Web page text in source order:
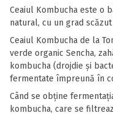
Ceaiul Kombucha este o
natural, cu un grad
Ceaiul Kombucha de la
verde organic Sencha,
kombucha (drojdie și
fermentate împreună în
Când se obține
kombucha, care se